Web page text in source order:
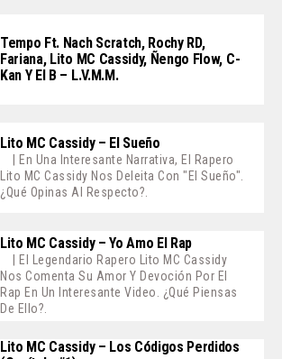
Tempo Ft. Nach Scratch, Rochy RD,
Fariana, Lito MC Cassidy, Ñengo Flow, C-
Kan Y El B – L.V.M.M.
Lito MC Cassidy – El Sueño
| En Una Interesante Narrativa, El Rapero
Lito MC Cassidy Nos Deleita Con "El Sueño".
¿Qué Opinas Al Respecto?.
Lito MC Cassidy – Yo Amo El Rap
| El Legendario Rapero Lito MC Cassidy
Nos Comenta Su Amor Y Devoción Por El
Rap En Un Interesante Video. ¿Qué Piensas
De Ello?.
Lito MC Cassidy – Los Códigos Perdidos